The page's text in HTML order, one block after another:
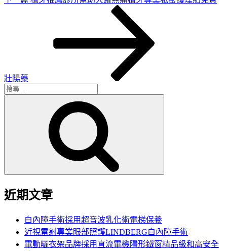
壯陽藥
搜
近期文章
白內障手術採用超音波乳化術電梯保養
近視雷射專業眼部照護LINDBERG白內障手術
電動曬衣架品牌採用直流電機隱形鐵窗精品級和高安全